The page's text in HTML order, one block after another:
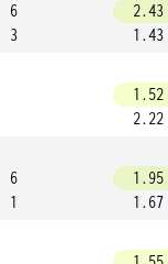
6
3
2.43
1.43
1.52
2.22
6
1
1.95
1.67